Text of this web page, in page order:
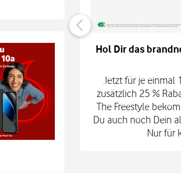
mit
oder der
Tech M.
für mtl. 9,99
Hol Dir das
Jetzt für je einmal
zusätzlich 25 %
The Freestyle
Du auch noch Dein
Nur für